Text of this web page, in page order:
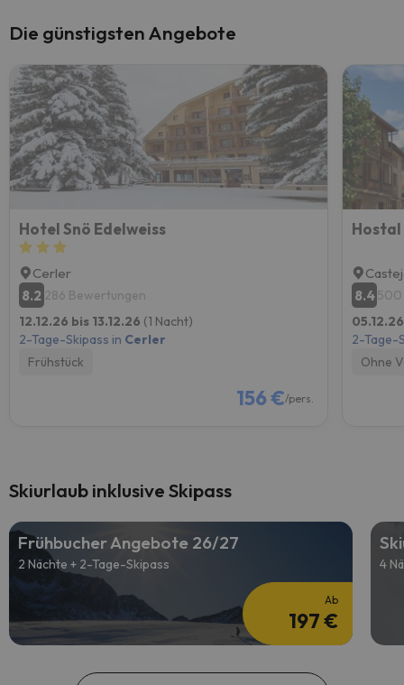
Die günstigsten Angebote
Hotel Snö Edelweiss
Cerler
8.2 286 Bewertungen
12.12.26 bis 13.12.26 (1 Nacht)
2-Tage-Skipass in Cerler
Frühstück
156 €/pers.
Hostal
8.4500
2-Tage-
Ohne
Skiurlaub inklusive Skipass
Frühbucher Angebote 26/27
2 Nächte + 2-Tage-Skipass
Ab
197 €
4